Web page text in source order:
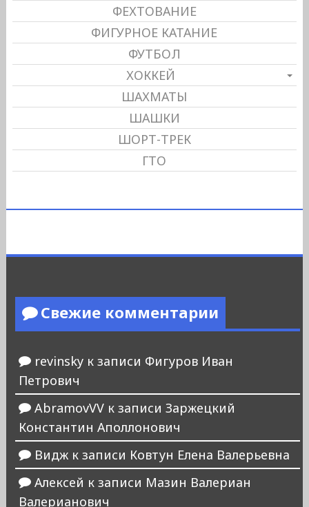
ФЕХТОВАНИЕ
ФИГУРНОЕ КАТАНИЕ
ФУТБОЛ
ХОККЕЙ
ШАХМАТЫ
ШАШКИ
ШОРТ-ТРЕК
ГТО
Свежие комментарии
revinskyк записи Фигуров Иван
Петрович
AbramovVVк записи Заржецкий
Константин Аполлонович
Виджк записи Ковтун Елена Валерьевна
Алексей к записи Мазин Валериан
Валерианович